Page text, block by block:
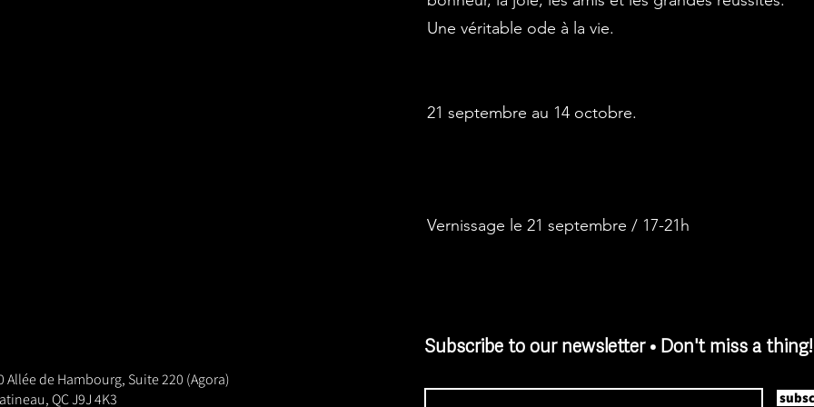
Une véritable ode à la vie.
21 septembre au 14 octobre.
Vernissage le 21 septembre / 17-21h
Allée de Hambourg, Suite 220 (Agora)
QC J9J 4K3
Subscribe to our newsletter • Don't miss a thing!